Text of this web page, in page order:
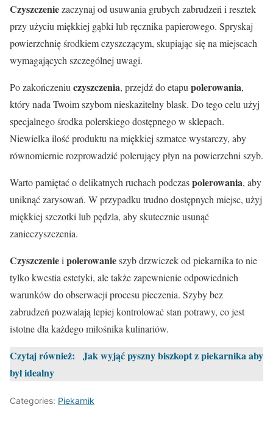
Czyszczeniezaczynaj od usuwania grubych zabrudzeń i resztek
przy użyciu miękkiej gąbki lub ręcznika papierowego. Spryskaj
powierzchnię środkiem czyszczącym, skupiając się na miejscach
wymagających szczególnej uwagi.
Po zakończeniu czyszczenia, przejdź do etapu polerowania,
który nada Twoim szybom nieskazitelny blask. Do tego celu użyj
specjalnego środka polerskiego dostępnego w sklepach.
Niewielka ilość produktu na miękkiej szmatce wystarczy, aby
równomiernie rozprowadzić polerujący płyn na powierzchni szyb.
Warto pamiętać o delikatnych ruchach podczaspolerowania, aby
uniknąć zarysowań. W przypadku trudno dostępnych miejsc, użyj
miękkiej szczotki lub pędzla, aby skutecznie usunąć
zanieczyszczenia.
Czyszczeniei polerowanieszyb drzwiczek od piekarnika to nie
tylko kwestia estetyki, ale także zapewnienie odpowiednich
warunków do obserwacji procesu pieczenia. Szyby bez
zabrudzeń pozwalają lepiej kontrolować stan potrawy, co jest
istotne dla każdego miłośnika kulinariów.
Czytaj również:
Jak wyjąć pyszny biszkopt z piekarnika aby
był idealny
Categories: Piekarnik